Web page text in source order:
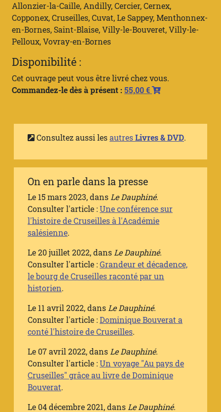
Allonzier-la-Caille, Andilly, Cercier, Cernex,
Copponex, Cruseilles, Cuvat, Le Sappey, Menthonnex-
en-Bornes, Saint-Blaise, Villy-le-Bouveret, Villy-le-
Pelloux, Vovray-en-Bornes
Disponibilité :
Cet ouvrage peut vous être livré chez vous.
Commandez-le dès à présent : 55,00 €
Consultez aussi lesautresLivres & DVD.
On en parle dans la presse
Le 15 mars 2023, dans Le Dauphiné.
Consulter l'article :Une conférence sur
l'histoire de Cruseilles à l'Académie
salésienne.
Le 20 juillet 2022, dans Le Dauphiné.
Consulter l'article :Grandeur et décadence,
le bourg de Cruseilles raconté par un
historien.
Le 11 avril 2022, dans Le Dauphiné.
Consulter l'article :Dominique Bouverat a
conté l'histoire de Cruseilles.
Le 07 avril 2022, dans Le Dauphiné.
Consulter l'article :Un voyage "Au pays de
Cruseilles" grâce au livre de Dominique
Bouverat.
Le 04 décembre 2021, dans Le Dauphiné.